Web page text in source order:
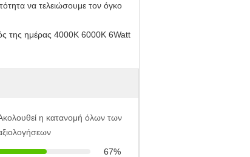
να τελειώσουμε τον όγκο
η κατανομή όλων των
67%